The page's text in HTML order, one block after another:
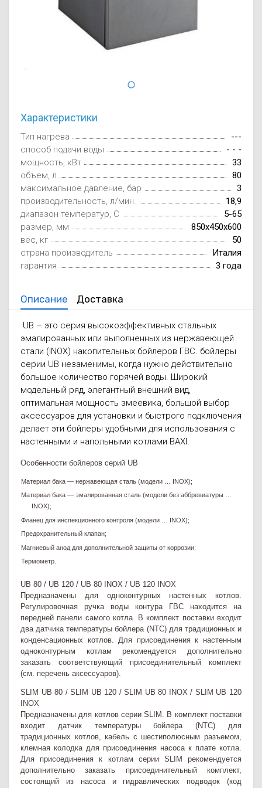
Характеристики
Тип нагрева
---
способ подачи воды
- - -
мощность, кВт
33
объем, л
80
максимальное давление, бар
3
производительность, л/мин.
18,9
диапазон температур, С
5-65
размер, мм
850x450x600
вес, кг
50
страна производитель
Италия
гарантия
3 года
Описание Доставка
UB – это серия высокоэффективных стальных
эмалированных или выполненных из нержавеющей
стали (INOX) накопительных бойлеров ГВС. бойлеры
серии UB незаменимы, когда нужно действительно
большое количество горячей воды. Широкий
модельный ряд, элегантный внешний вид,
оптимальная мощность змеевика, большой выбор
аксессуаров для установки и быстрого подключения
делает эти бойлеры удобными для использования с
настенными и напольными котлами BAXI.
Особенности бойлеров серий UB
Материал бака — нержавеющая сталь (модели … INOX);
Материал бака — эмалированная сталь (модели без аббревиатуры …
INOX);
Фланец для инспекционного контроля (модели … INOX);
Предохранительный клапан;
Магниевый анод для дополнительной защиты от коррозии;
Термометр.
UB 80 / UB 120 / UB 80 INOX / UB 120 INOX
Предназначены для одноконтурных настенных котлов.
Регулировочная ручка воды контура ГВС находится на
передней панели самого котла. В комплект поставки входит
два датчика температуры бойлера (NTC) для традиционных и
конденсационных котлов. Для присоединения к настенным
одноконтурным котлам рекомендуется дополнительно
заказать соответствующий присоединительный комплект
(см. перечень аксессуаров).
SLIM UB 80 / SLIM UB 120 / SLIM UB 80 INOX / SLIM UB 120
INOX
Предназначены для котлов серии SLIM. В комплект поставки
входит датчик температуры бойлера (NTC) для
традиционных котлов, кабель с шестиполюсным разъемом,
клемная колодка для присоединения насоса к плате котла.
Для присоединения к котлам серии SLIM рекомендуется
дополнительно заказать присоединительный комплект,
состоящий из насоса и гидравлических подводок (код